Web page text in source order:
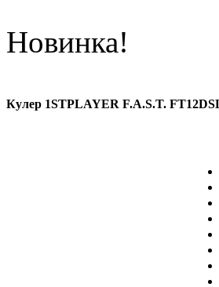
Новинка!
Кулер 1STPLAYER F.A.S.T.